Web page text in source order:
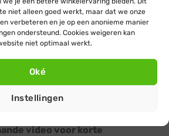
niet alleen goed werkt, maar dat we onze
verbeteren en je op een anonieme manier
ondersteund. Cookies weigeren kan
niet optimaal werkt.
Oké
Instellingen
gebruiken en leent zich door de
voor vele creatieve kerst
verlichting beschikt naast de
(normaal branden zonder
7 verschillende twinkle-functies die
kunt instellen.
video voor korte